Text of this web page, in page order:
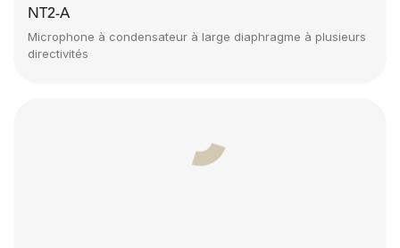
NT2-A
Microphone à condensateur à large diaphragme à plusieurs
directivités